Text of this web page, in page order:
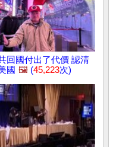
回國付出了代價 認清
國 🖼️ (45,223次)